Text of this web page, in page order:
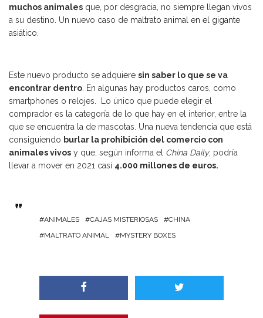
muchos animales que, por desgracia, no siempre llegan vivos
a su destino. Un nuevo caso de maltrato animal en el gigante
asiático.
Este nuevo producto se adquiere sin saber lo que se va
encontrar dentro. En algunas hay productos caros, como
smartphones o relojes. Lo único que puede elegir el
comprador es la categoría de lo que hay en el interior, entre la
que se encuentra la de mascotas. Una nueva tendencia que está
consiguiendo burlar la prohibición del comercio con
animales vivos y que, según informa el China Daily, podría
llevar a mover en 2021 casi 4.000 millones de euros.
ANIMALES CAJAS MISTERIOSAS
CHINA
MALTRATO ANIMAL
MYSTERY BOXES